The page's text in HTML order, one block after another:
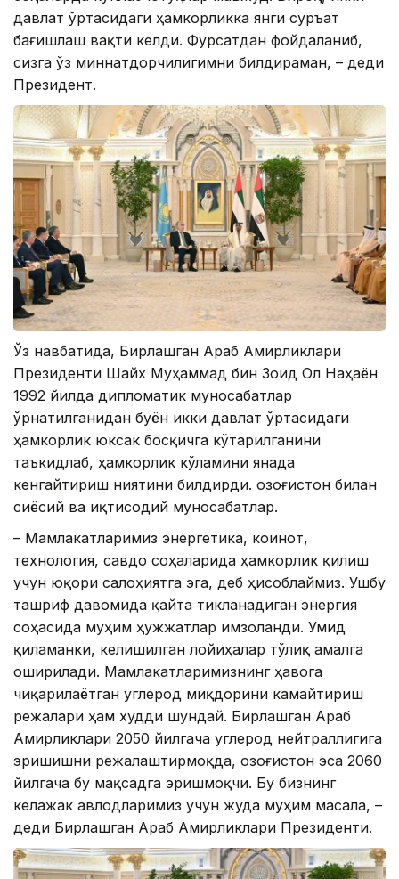
давлат ўртасидаги ҳамкорликка янги суръат
бағишлаш вақти келди. Фурсатдан фойдаланиб,
сизга ўз миннатдорчилигимни билдираман, – деди
Президент.
Ўз навбатида, Бирлашган Араб Амирликлари
Президенти Шайх Муҳаммад бин Зоид Ол Наҳаён
1992 йилда дипломатик муносабатлар
ўрнатилганидан буён икки давлат ўртасидаги
ҳамкорлик юксак босқичга кўтарилганини
таъкидлаб, ҳамкорлик кўламини янада
кенгайтириш ниятини билдирди. Қозоғистон билан
сиёсий ва иқтисодий муносабатлар.
– Мамлакатларимиз энергетика, коинот,
технология, савдо соҳаларида ҳамкорлик қилиш
учун юқори салоҳиятга эга, деб ҳисоблаймиз. Ушбу
ташриф давомида қайта тикланадиган энергия
соҳасида муҳим ҳужжатлар имзоланди. Умид
қиламанки, келишилган лойиҳалар тўлиқ амалга
оширилади. Мамлакатларимизнинг ҳавога
чиқарилаётган углерод миқдорини камайтириш
режалари ҳам худди шундай. Бирлашган Араб
Амирликлари 2050 йилгача углерод нейтраллигига
эришишни режалаштирмоқда, Қозоғистон эса 2060
йилгача бу мақсадга эришмоқчи. Бу бизнинг
келажак авлодларимиз учун жуда муҳим масала, –
деди Бирлашган Араб Амирликлари Президенти.